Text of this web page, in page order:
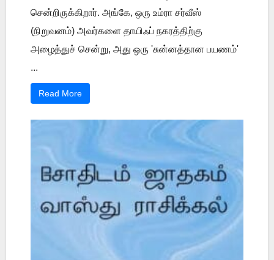
சென்றிருக்கிறார். அங்கே, ஒரு உம்ரா சர்வீஸ்
(நிறுவனம்) அவர்களை தாயிஃப் நகரத்திற்கு
அழைத்துச் சென்று, அது ஒரு 'சுன்னத்தான பயணம்'
...
Read More